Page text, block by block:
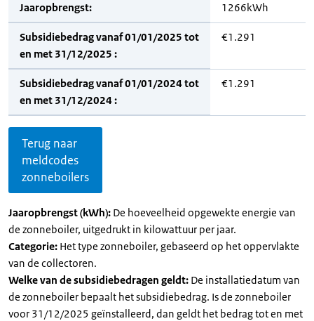
Jaaropbrengst: 1266kWh
Subsidiebedrag vanaf 01/01/2025 tot
en met 31/12/2025 :
€1.291
Subsidiebedrag vanaf 01/01/2024 tot
en met 31/12/2024 :
€1.291
Terug naar
meldcodes
zonneboilers
Jaaropbrengst (kWh): De hoeveelheid opgewekte energie van
de zonneboiler, uitgedrukt in kilowattuur per jaar.
Categorie: Het type zonneboiler, gebaseerd op het oppervlakte
van de collectoren.
Welke van de subsidiebedragen geldt: De installatiedatum van
de zonneboiler bepaalt het subsidiebedrag. Is de zonneboiler
voor 31/12/2025 geïnstalleerd, dan geldt het bedrag tot en met